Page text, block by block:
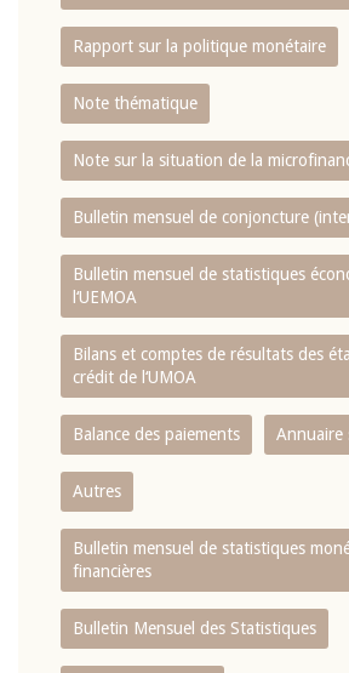
Rapport sur la politique monétaire
Note thématique
Note sur la situation de la
Bulletin mensuel de conjoncture
Bulletin mensuel de statistiques
l‘UEMOA
Bilans et comptes de résultats des
crédit de l‘UMOA
Balance des paiements Annuaire
Autres
Bulletin mensuel de statistiques
financières
Bulletin Mensuel des Statistiques